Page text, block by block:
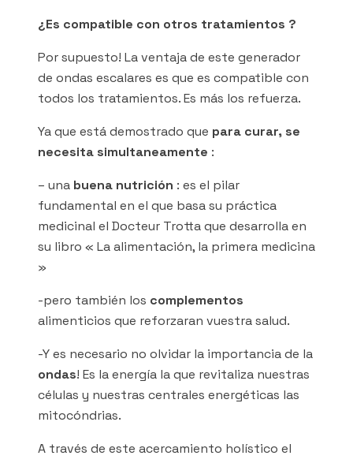
¿Es compatible con otros tratamientos ?
Por supuesto! La ventaja de este generador
de ondas escalares es que es compatible con
todos los tratamientos. Es más los refuerza.
Ya que está demostrado que para curar, se
necesita simultaneamente :
– una buena nutrición : es el pilar
fundamental en el que basa su práctica
medicinal el Docteur Trotta que desarrolla en
su libro « La alimentación, la primera medicina
»
-pero también los complementos
alimenticios que reforzaran vuestra salud.
-Y es necesario no olvidar la importancia de la
ondas! Es la energía la que revitaliza nuestras
células y nuestras centrales energéticas las
mitocóndrias.
A través de este acercamiento holístico el